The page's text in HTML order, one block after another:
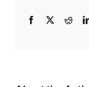
Facebook
X